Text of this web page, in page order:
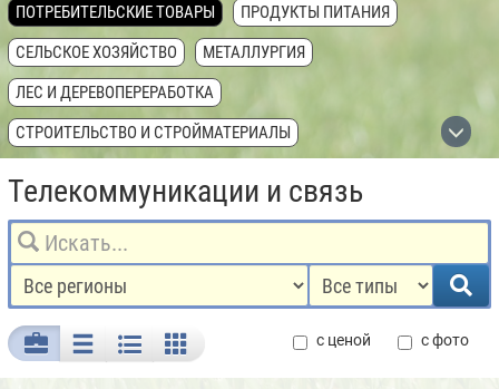
ПОТРЕБИТЕЛЬСКИЕ ТОВАРЫ
ПРОДУКТЫ ПИТАНИЯ
СЕЛЬСКОЕ ХОЗЯЙСТВО
МЕТАЛЛУРГИЯ
ЛЕС И ДЕРЕВОПЕРЕРАБОТКА
СТРОИТЕЛЬСТВО И СТРОЙМАТЕРИАЛЫ
ТОПЛИВНАЯ ПРОМЫШЛЕННОСТЬ
ТЕХНИКА, ОБОРУДОВАНИЕ, КОМПЛЕКТУЮЩИЕ
НЕДВИЖИМОСТЬ И ЗЕМЛЯ
Телекоммуникации и связь
с ценой с фото